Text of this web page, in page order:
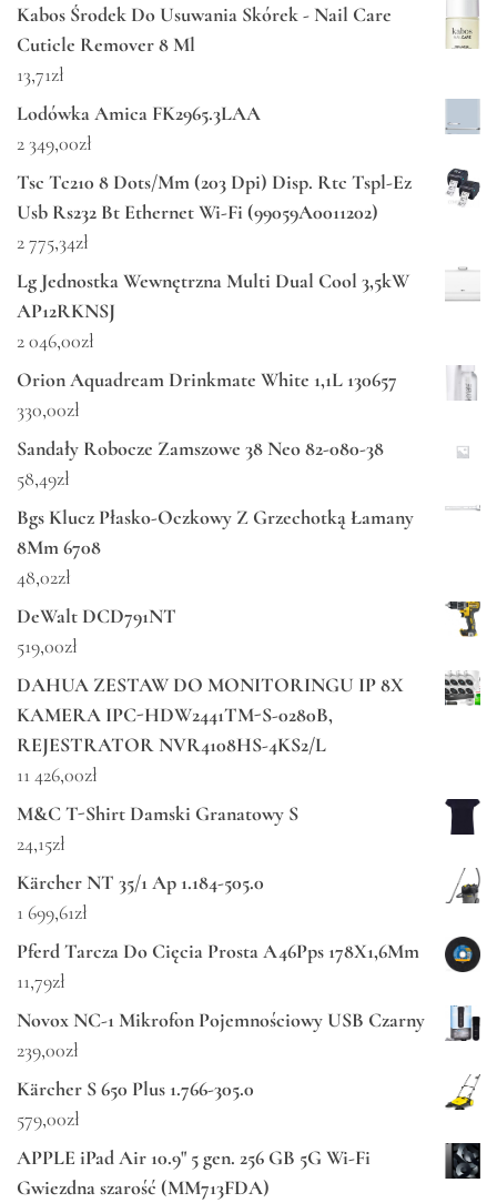
Kabos Środek Do Usuwania Skórek - Nail Care
Cuticle Remover 8 Ml
13,71zł
Lodówka Amica FK2965.3LAA
2 349,00zł
Tsc Tc210 8 Dots/Mm (203 Dpi) Disp. Rtc Tspl-Ez
Usb Rs232 Bt Ethernet Wi-Fi (99059A0011202)
2 775,34zł
Lg Jednostka Wewnętrzna Multi Dual Cool 3,5kW
AP12RKNSJ
2 046,00zł
Orion Aquadream Drinkmate White 1,1L 130657
330,00zł
Sandały Robocze Zamszowe 38 Neo 82-080-38
58,49zł
Bgs Klucz Płasko-Oczkowy Z Grzechotką Łamany
8Mm 6708
48,02zł
DeWalt DCD791NT
519,00zł
DAHUA ZESTAW DO MONITORINGU IP 8X
KAMERA IPC-HDW2441TM-S-0280B,
REJESTRATOR NVR4108HS-4KS2/L
11 426,00zł
M&C T-Shirt Damski Granatowy S
24,15zł
Kärcher NT 35/1 Ap 1.184-505.0
1 699,61zł
Pferd Tarcza Do Cięcia Prosta A46Pps 178X1,6Mm
11,79zł
Novox NC-1 Mikrofon Pojemnościowy USB Czarny
239,00zł
Kärcher S 650 Plus 1.766-305.0
579,00zł
APPLE iPad Air 10.9" 5 gen. 256 GB 5G Wi-Fi
Gwiezdna szarość (MM713FDA)